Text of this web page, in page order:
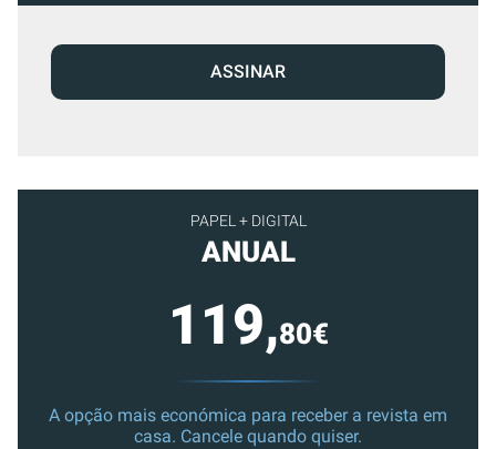
PAPEL + DIGITAL
ANUAL
119,80€
A opção mais económica para receber a revista em
casa. Cancele quando quiser.
ASSINAR